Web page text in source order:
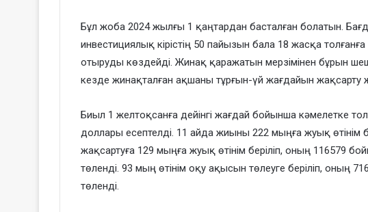
Бұл жоба 2024 жылғы 1 қаңтардан басталған болатын.
инвестициялық кірістің 50 пайызын бала 18 жасқа
отыруды көздейді. Жинақ қаражатын мерзімінен бұрын
кезде жинақталған ақшаны тұрғын-үй жағдайын
Биыл 1 желтоқсанға дейінгі жағдай бойынша кәмелетке
доллары есептелді. 11 айда жиыны 222 мыңға жуық өтінім
жақсартуға 129 мыңға жуық өтінім беріліп, оның 116579
төленді. 93 мың өтінім оқу ақысын төлеуге беріліп, оның
төленді.